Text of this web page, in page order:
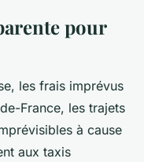
pour
les frais imprévus
France, les trajets
à cause
aux taxis